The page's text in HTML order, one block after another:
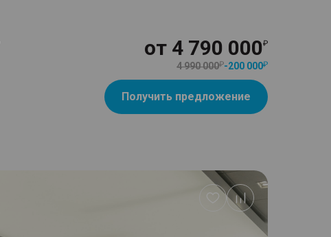
от 4 790 000
4 990 000 -200 000
Получить предложение
Добавить
избранное